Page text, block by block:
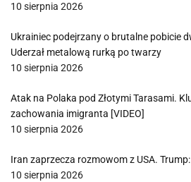
10 sierpnia 2026
Ukrainiec podejrzany o brutalne pobicie
Uderzał metalową rurką po twarzy
10 sierpnia 2026
Atak na Polaka pod Złotymi Tarasami.
zachowania imigranta [VIDEO]
10 sierpnia 2026
Iran zaprzecza rozmowom z USA.
10 sierpnia 2026